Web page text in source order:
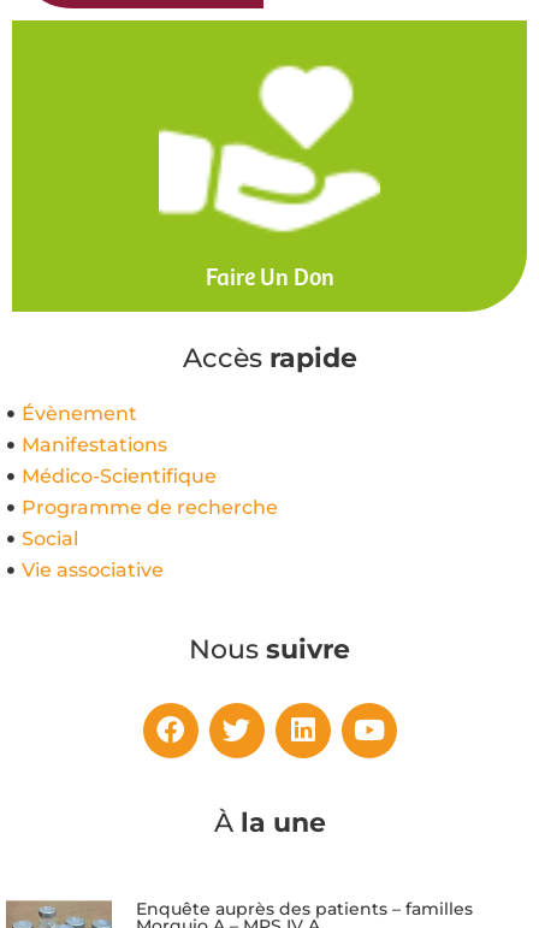
Faire Un Don
Accès rapide
Évènement
Manifestations
Médico-Scientifique
Programme de recherche
Social
Vie associative
Nous suivre
À la une
Enquête auprès des patients – familles